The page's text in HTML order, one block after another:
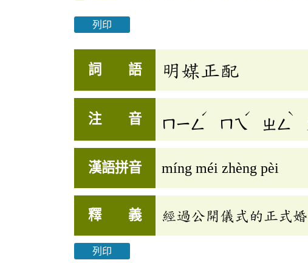
列印
詞 語 明媒正配
注 音 ㄇㄧㄥ
ˊ
ㄇㄟ
ˊ
ㄓㄥ
ˋ
漢語拼音 míng méi zhèng pèi
釋 義 經過公開儀式的正式
列印